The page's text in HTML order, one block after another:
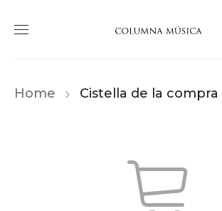
Home Cistella de la compra